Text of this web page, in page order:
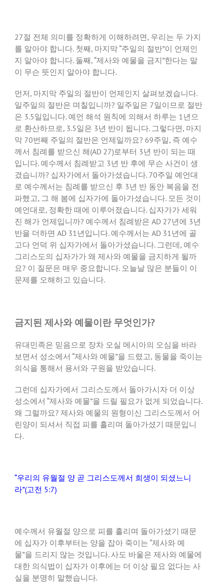
27절 전체 의미를 정확하게 이해하려면, 우리는 두 가지
를 알아야 합니다. 첫째, 마지막 “주일의 절반”이 언제인
지 알아야 합니다. 둘째, “제사와 예물을 금지”한다는 말
이 무슨 뜻인지 알아야 합니다.
먼저, 마지막 주일의 절반이 언제인지 살펴보겠습니다.
일주일의 절반은 며칠입니까? 일주일은 7일이므로 절반
은 3.5일입니다. 예언 해석 원칙에 의해서 하루는 1년으
로 환산하므로, 3.5일은 3년 반이 됩니다. 그렇다면, 마지
막 70번째 주일의 절반은 언제일까요? 69주일, 즉 예수
께서 침례를 받으신 해(AD 27)로부터 3년 반이 되는 때
입니다. 예수께서 침례받고 3년 반 후에 무슨 사건이 생
겼습니까? 십자가에서 돌아가셨습니다. 70주일 예언대
로 예수께서는 침례를 받으신 후 3년 반 동안 복음을 전
파했고, 그 해 봄에 십자가에 돌아가셨습니다. 모든 것이
예언대로, 정확한 때에 이루어졌습니다. 십자가가 세워
진 해가 언제입니까? 예수께서 침례받은 AD 27년에 3년
반을 더하면 AD 31년입니다. 예수께서는 AD 31년에 골
고다 언덕 위 십자가에서 돌아가셨습니다. 그런데, 예수
그리스도의 십자가가 왜 제사와 예물을 금지하게 될까
요? 이 질문은 매우 중요합니다. 오늘날 많은 분들이 이
문제를 오해하고 있습니다.
금지된 제사와 예물이란 무엇인가?
유대민족은 믿음으로 장차 오실 메시아의 오심을 바라
보면서 성소에서 “제사와 예물”을 드렸고, 동물을 죽이는
의식을 통해서 용서와 구원을 받았습니다.
그런데 십자가에서 그리스도께서 돌아가시자 더 이상
성소에서 “제사와 예물”을 드릴 필요가 없게 되었습니다.
왜 그럴까요? 제사와 예물의 원형이신 그리스도께서 어
린양이 되셔서 직접 피를 흘리며 돌아가셨기 때문입니
다.
“우리의 유월절 양 곧 그리스도께서 희생이 되셨느니
라”(고전 5:7)
예수께서 유월절 양으로 피를 흘리며 돌아가셨기 때문
에 십자가 이후부터는 양을 잡아 죽이는 “제사와 예
물”을 드리지 않는 것입니다. 사도 바울은 제사와 예물에
대한 의식법이 십자가 이후에는 더 이상 필요 없다는 사
실을 분명히 말했습니다.